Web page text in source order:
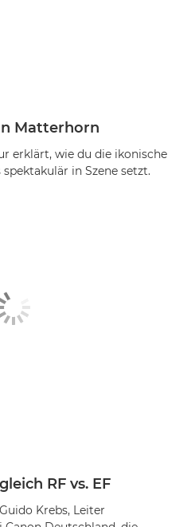
Matterhorn
erklärt, wie du die ikonische
in Szene setzt.
RF vs. EF
Krebs, Leiter